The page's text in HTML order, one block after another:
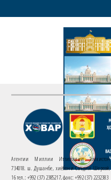
Агентии Миллии Иттилоотии Тоҷикистон
734018. ш. Душанбе, хиёбони Саъдии Шерозӣ,
16 тел.: +992 (37) 2385217, факс: +992 (37) 2232383